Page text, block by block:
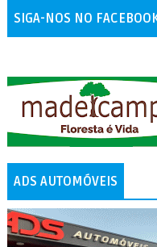
SIGA-NOS NO
ADS AUTOMÓVEIS